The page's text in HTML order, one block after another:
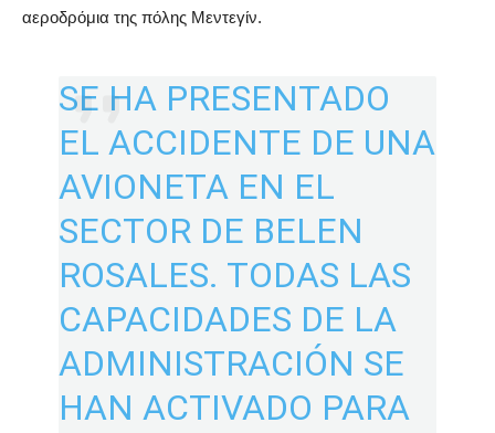
αεροδρόμια της πόλης Μεντεγίν.
SE HA PRESENTADO
EL ACCIDENTE DE UNA
AVIONETA EN EL
SECTOR DE BELEN
ROSALES. TODAS LAS
CAPACIDADES DE LA
ADMINISTRACIÓN SE
HAN ACTIVADO PARA